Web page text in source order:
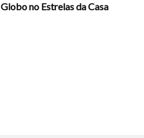
Globo no Estrelas da Casa